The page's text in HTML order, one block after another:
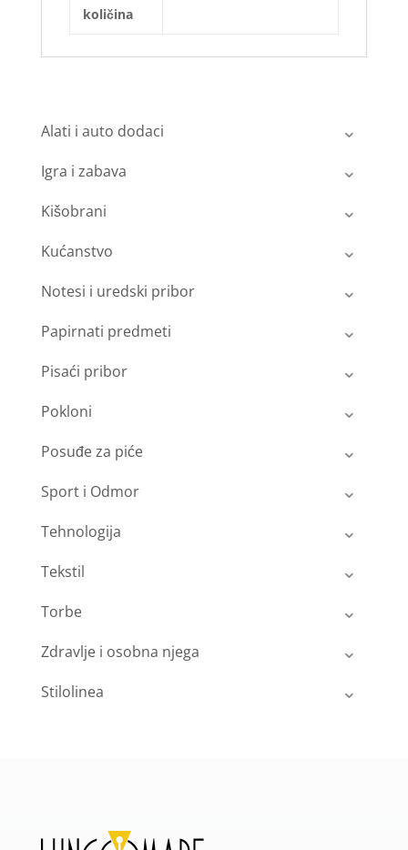
količina
Alati i auto dodaci
Igra i zabava
Kišobrani
Kućanstvo
Notesi i uredski pribor
Papirnati predmeti
Pisaći pribor
Pokloni
Posuđe za piće
Sport i Odmor
Tehnologija
Tekstil
Torbe
Zdravlje i osobna njega
Stilolinea